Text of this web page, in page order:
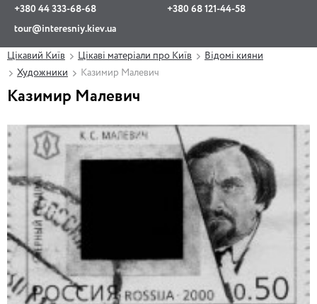
+380 44 333-68-68
+380 68 121-44-58
tour@interesniy.kiev.ua
Viber WhatsApp
Цікавий Київ Цікаві матеріали про Київ
Відомі кияни
Художники
Казимир Малевич
Казимир Малевич